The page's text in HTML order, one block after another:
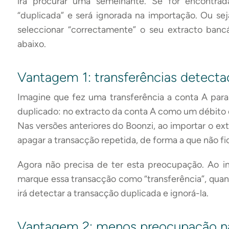
“duplicada” e será ignorada na importação. Ou
seleccionar “correctamente” o seu extracto
abaixo.
Vantagem 1: transferências
Imagine que fez uma transferência a conta A
duplicado: no extracto da conta A como um
Nas versões anteriores do Boonzi, ao importar o
apagar a transacção repetida, de forma a que não
Agora não precisa de ter esta preocupação. Ao
marque essa transacção como “transferência”,
irá detectar a transacção duplicada e ignorá-la.